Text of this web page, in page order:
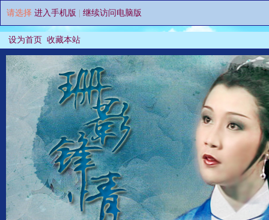
请选择 进入手机版 继续访问电脑版
设为首页 收藏本站